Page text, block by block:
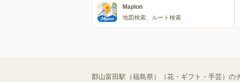
Mapion
地図検索、ルート検索
郡山富田駅（福島県）（花・ギフト・手芸）